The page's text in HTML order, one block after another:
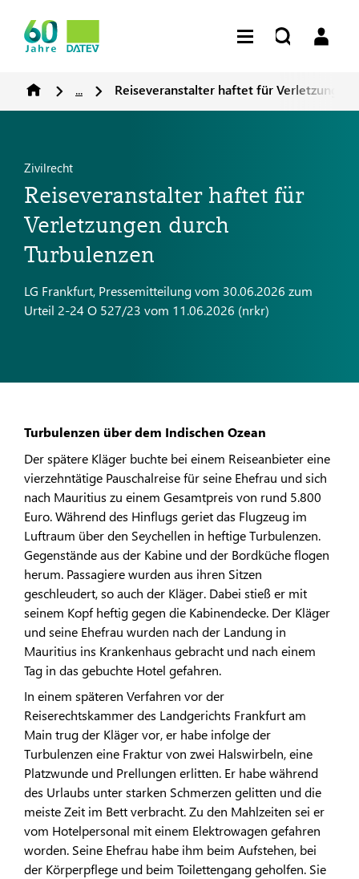
... Reiseveranstalter haftet für Verletzungen
Zivilrecht
Reiseveranstalter haftet für
Verletzungen durch
Turbulenzen
LG Frankfurt, Pressemitteilung vom 30.06.2026 zum
Urteil 2-24 O 527/23 vom 11.06.2026 (nrkr)
Turbulenzen über dem Indischen Ozean
Der spätere Kläger buchte bei einem Reiseanbieter eine
vierzehntätige Pauschalreise für seine Ehefrau und sich
nach Mauritius zu einem Gesamtpreis von rund 5.800
Euro. Während des Hinflugs geriet das Flugzeug im
Luftraum über den Seychellen in heftige Turbulenzen.
Gegenstände aus der Kabine und der Bordküche flogen
herum. Passagiere wurden aus ihren Sitzen
geschleudert, so auch der Kläger. Dabei stieß er mit
seinem Kopf heftig gegen die Kabinendecke. Der Kläger
und seine Ehefrau wurden nach der Landung in
Mauritius ins Krankenhaus gebracht und nach einem
Tag in das gebuchte Hotel gefahren.
In einem späteren Verfahren vor der
Reiserechtskammer des Landgerichts Frankfurt am
Main trug der Kläger vor, er habe infolge der
Turbulenzen eine Fraktur von zwei Halswirbeln, eine
Platzwunde und Prellungen erlitten. Er habe während
des Urlaubs unter starken Schmerzen gelitten und die
meiste Zeit im Bett verbracht. Zu den Mahlzeiten sei er
vom Hotelpersonal mit einem Elektrowagen gefahren
worden. Seine Ehefrau habe ihm beim Aufstehen, bei
der Körperpflege und beim Toilettengang geholfen. Sie